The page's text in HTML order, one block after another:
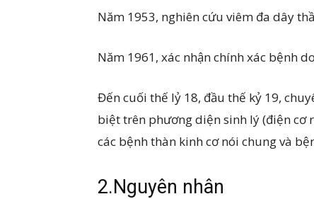
Năm 1953, nghiên cứu viêm đa dây
Năm 1961, xác nhận chính xác bệnh
Đến cuối thế lỷ 18, đầu thế kỷ 19,
biệt trên phương diện sinh lý (điện cơ
các bệnh thàn kinh cơ nói chung và
2.Nguyên nhân